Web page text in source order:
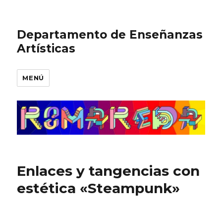
Departamento de Enseñanzas
Artísticas
MENÚ
Enlaces y tangencias con
estética «Steampunk»